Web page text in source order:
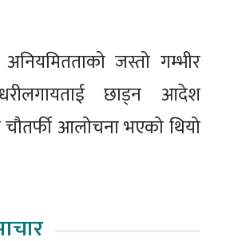
जस्तो गम्भीर
छाड्न आदेश
चौतर्फी आलोचना भएको थियो